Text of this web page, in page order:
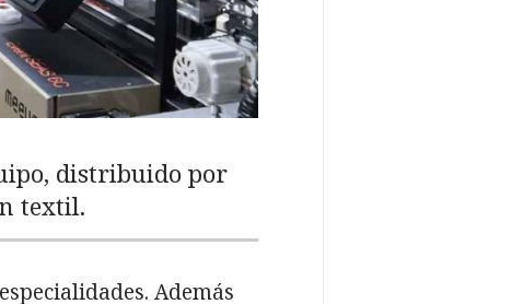
distribuido por
textil.
Además